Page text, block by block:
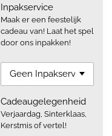
Inpakservice
Maak er een feestelijk
cadeau van! Laat het spel
door ons inpakken!
Cadeaugelegenheid
Verjaardag, Sinterklaas,
Kerstmis of vertel!